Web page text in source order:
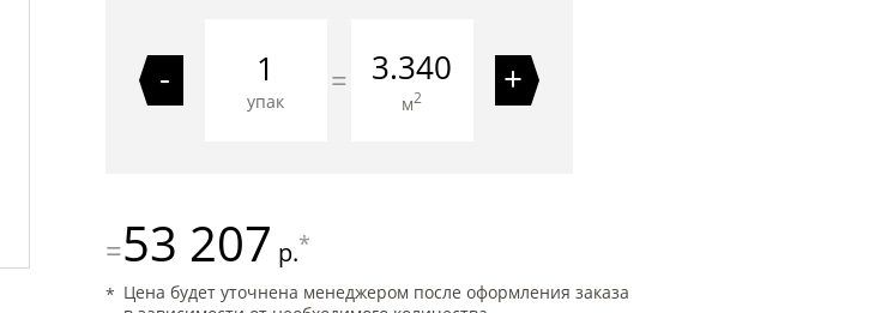
-
упак
= 3.340
м2 +
=53 207 р.*
Цена будет уточнена менеджером после оформления заказа